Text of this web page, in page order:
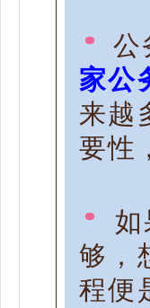
公
家公
来越
要性
如
够，
程便